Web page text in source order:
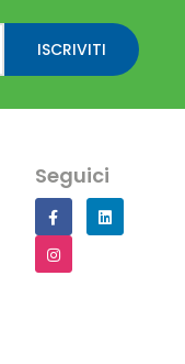
ISCRIVITI
Seguici